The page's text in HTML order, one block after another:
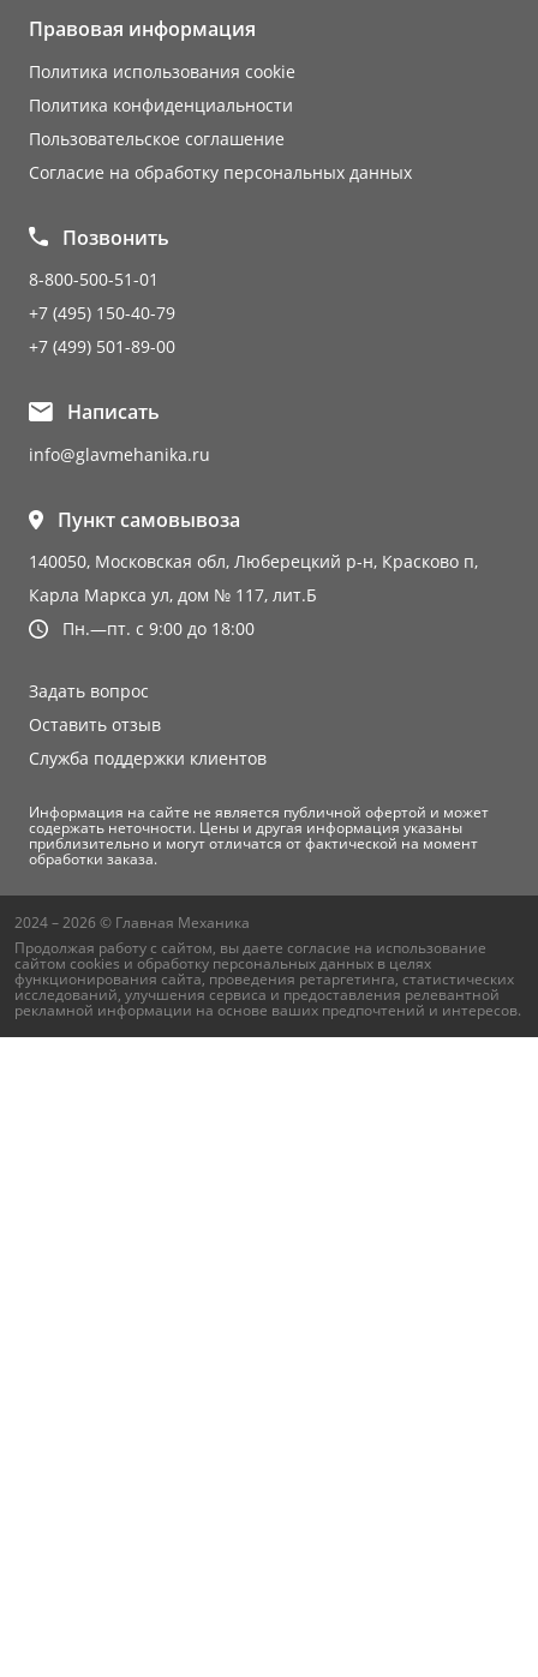
Правовая информация
Политика использования cookie
Политика конфиденциальности
Пользовательское соглашение
Согласие на обработку персональных данных
Позвонить
8-800-500-51-01
+7 (495) 150-40-79
+7 (499) 501-89-00
Написать
info@glavmehanika.ru
Пункт самовывоза
140050, Московская обл, Люберецкий р-н, Красково п,
Карла Маркса ул, дом № 117, лит.Б
Пн.—пт. с 9:00 до 18:00
Задать вопрос
Оставить отзыв
Служба поддержки клиентов
Информация на сайте не является публичной офертой и может
содержать неточности. Цены и другая информация указаны
приблизительно и могут отличатся от фактической на момент
обработки заказа.
2024 – 2026 © Главная Механика
Продолжая работу с сайтом, вы даете согласие на использование
сайтом cookies и обработку персональных данных в целях
функционирования сайта, проведения ретаргетинга, статистических
исследований, улучшения сервиса и предоставления релевантной
рекламной информации на основе ваших предпочтений и интересов.